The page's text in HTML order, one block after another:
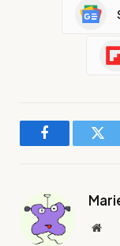
Facebook
Site